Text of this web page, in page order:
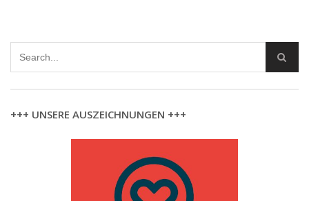
+++ UNSERE AUSZEICHNUNGEN +++